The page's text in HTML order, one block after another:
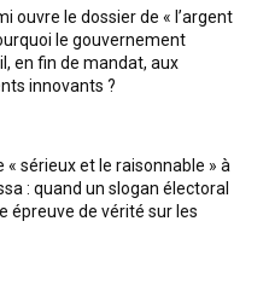
ouvre le dossier de « l’argent
le gouvernement
en fin de mandat, aux
innovants ?
« sérieux et le raisonnable » à
: quand un slogan électoral
épreuve de vérité sur les